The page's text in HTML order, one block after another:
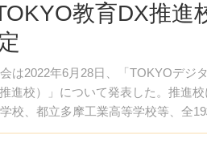
教育DX推進
は2022年6月28日、「TOKYOデジ
進校）」について発表した。推進
校、都立多摩工業高等学校等、全19